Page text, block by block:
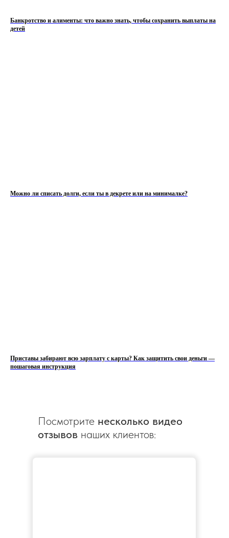
Банкротство и алименты: что важно знать, чтобы сохранить выплаты на
детей
Можно ли списать долги, если ты в декрете или на минималке?
Приставы забирают всю зарплату с карты? Как защитить свои деньги —
пошаговая инструкция
Посмотрите несколько видео
отзывов наших клиентов: